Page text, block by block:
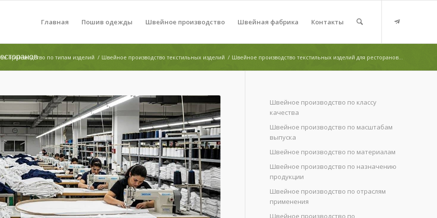
Главная Пошив одежды Швейное производство Швейная фабрика Контакты
производство по типам изделий / Швейное производство текстильных изделий / Швейное производство текстильных изделий для ресторанов...
Швейное производство по классу
качества
Швейное производство по масштабам
выпуска
Швейное производство по материалам
Швейное производство по назначению
продукции
Швейное производство по отраслям
применения
Швейное производство по